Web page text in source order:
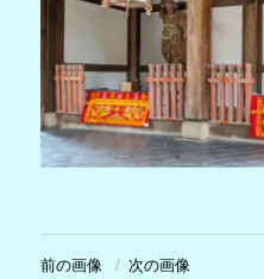
前の画像 次の画像